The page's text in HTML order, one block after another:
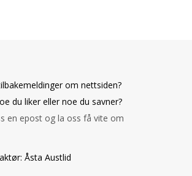
om nettsiden?
du liker eller noe du savner?
en epost og la oss få vite om
Åsta Austlid